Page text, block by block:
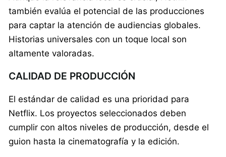
también evalúa el potencial de las producciones
para captar la atención de audiencias globales.
Historias universales con un toque local son
altamente valoradas.
CALIDAD DE PRODUCCIÓN
El estándar de calidad es una prioridad para
Netflix. Los proyectos seleccionados deben
cumplir con altos niveles de producción, desde el
guion hasta la cinematografía y la edición.